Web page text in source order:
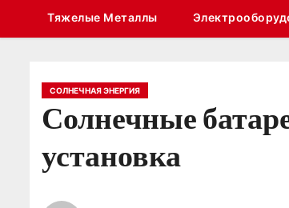
д
Тяжелые Металлы
СОЛНЕЧНАЯ ЭНЕРГИЯ
Солнечные
установка